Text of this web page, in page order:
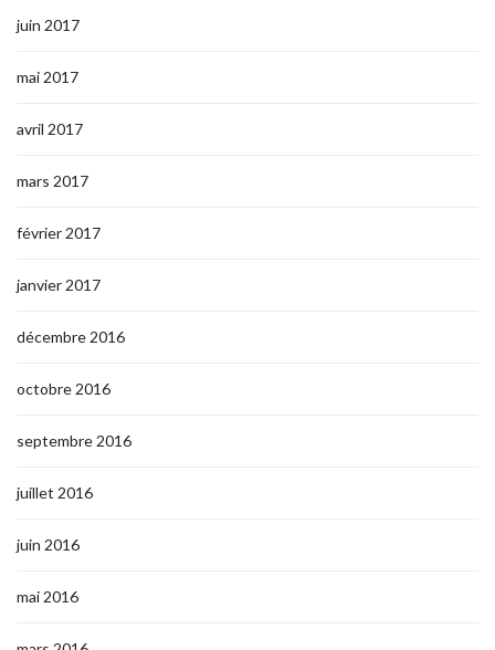
juin 2017
mai 2017
avril 2017
mars 2017
février 2017
janvier 2017
décembre 2016
octobre 2016
septembre 2016
juillet 2016
juin 2016
mai 2016